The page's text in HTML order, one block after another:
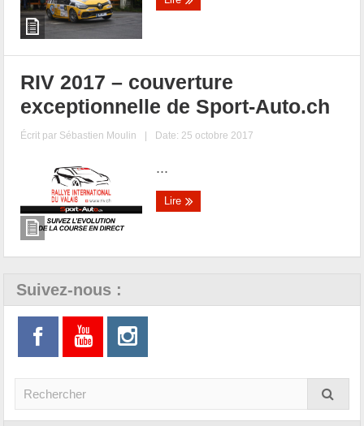
RIV 2017 – couverture
exceptionnelle de Sport-Auto.ch
Écrit par Sébastien Moulin | Date: 25 octobre 2017
...
Lire
Suivez-nous :